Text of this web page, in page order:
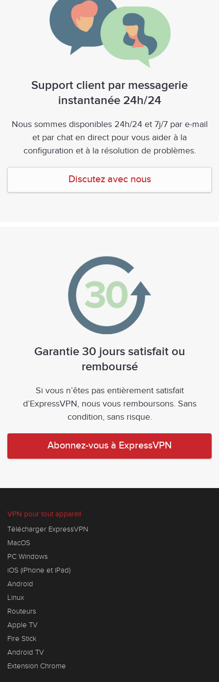
Support client par messagerie
instantanée 24h/24
Nous sommes disponibles 24h/24 et 7j/7 par e-mail
et par chat en direct pour vous aider à la
configuration et à la résolution de problèmes.
Discutez avec nous
Garantie 30 jours satisfait ou
remboursé
Si vous n’êtes pas entièrement satisfait
d’ExpressVPN, nous vous remboursons. Sans
condition, sans risque.
Abonnez-vous à ExpressVPN
VPN pour tout appareil
Télécharger ExpressVPN
MacOS
PC Windows
iOS (iPhone et iPad)
Android
Linux
Routeurs
Apple TV
Fire Stick
Android TV
Extension Chrome